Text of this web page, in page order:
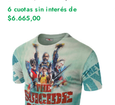
6 cuotas sin interés de
$6.665,00